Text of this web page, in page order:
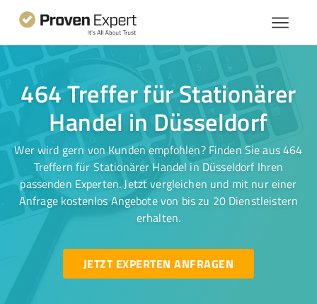
464 Treffer für Stationärer
Handel in Düsseldorf
Wer wird gern von Kunden empfohlen? Finden Sie aus 464
Treffern für Stationärer Handel in Düsseldorf Ihren
passenden Experten. Jetzt vergleichen und mit nur einer
Anfrage kostenlos Angebote von bis zu 20 Dienstleistern
erhalten.
JETZT EXPERTEN ANFRAGEN